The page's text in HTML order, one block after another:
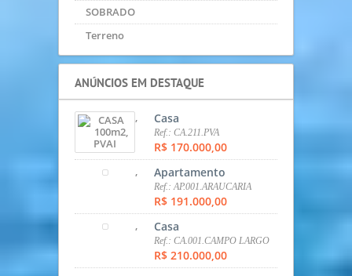
, Apartamento
Ref.: AP.555.CAMPO SANTANA
R$ 220.000,00
, Apartamento
Ref.: AP.423.CAMPO SANTANA
R$ 233.200,00
, Casa
Ref.: CA.611.TATUQUARA
R$ 260.000,00
, Casa
Ref.: CA.609.TATUQUARA
R$ 269.900,00